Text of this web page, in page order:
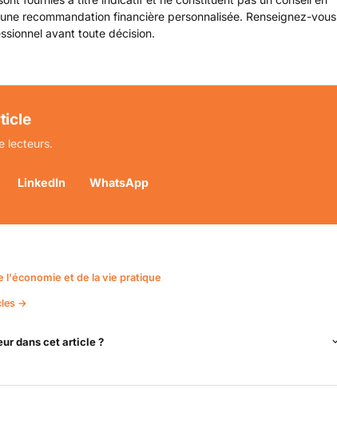
recommandation financière personnalisée. Renseignez-vous
avant toute décision.
lecteurs.
LinkedIn WhatsApp
l'économie et de la vie pratique
→
dans cet article ?